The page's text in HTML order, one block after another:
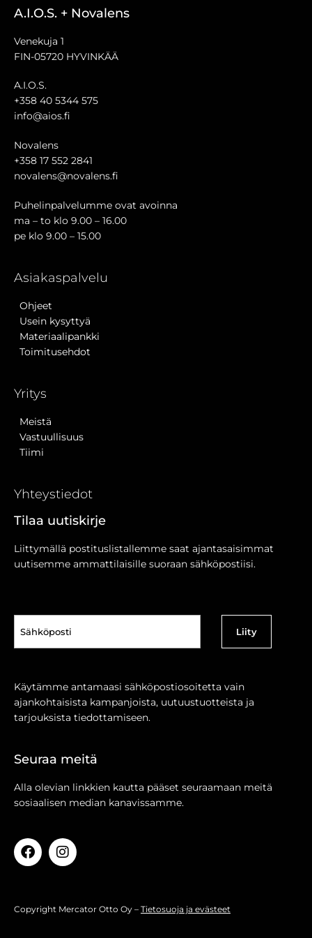
A.I.O.S. + Novalens
Venekuja 1
FIN-05720 HYVINKÄÄ
A.I.O.S.
+358 40 5344 575
info@aios.fi
Novalens
+358 17 552 2841
novalens@novalens.fi
Puhelinpalvelumme ovat avoinna
ma – to klo 9.00 – 16.00
pe klo 9.00 – 15.00
Asiakaspalvelu
Ohjeet
Usein kysyttyä
Materiaalipankki
Toimitusehdot
Yritys
Meistä
Vastuullisuus
Tiimi
Yhteystiedot
Tilaa uutiskirje
Liittymällä postituslistallemme saat ajantasaisimmat
uutisemme ammattilaisille suoraan sähköpostiisi.
(Pakollinen)
Käytämme antamaasi sähköpostiosoitetta vain
ajankohtaisista kampanjoista, uutuustuotteista ja
tarjouksista tiedottamiseen.
Seuraa meitä
Alla olevian linkkien kautta pääset seuraamaan meitä
sosiaalisen median kanavissamme.
Copyright Mercator Otto Oy – Tietosuoja ja evästeet